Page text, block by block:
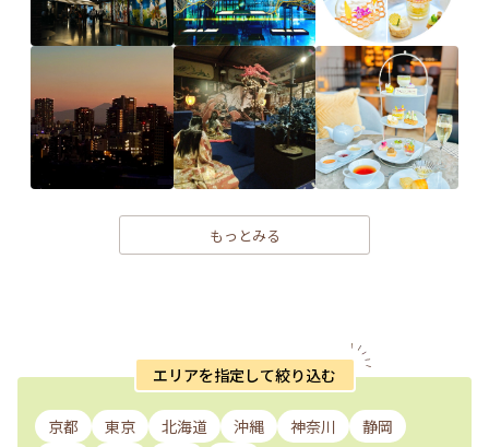
もっとみる
エリアを指定して絞り込む
京都 東京 北海道 沖縄 神奈川
静岡